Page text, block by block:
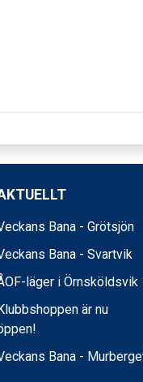
Bana - Grötsjön
Bana - Svartvik
läger i Örnsköldsvik
är nu
Bana -